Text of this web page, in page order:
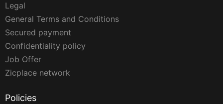
Legal
General Terms and Conditions
Secured payment
Confidentiality policy
Job Offer
Zicplace network
Policies